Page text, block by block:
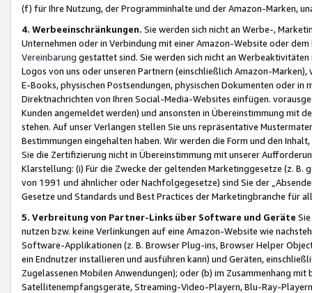
(f) für Ihre Nutzung, der Programminhalte und der Amazon-Marken,
4. Werbeeinschränkungen. Sie werden sich nicht an Werbe-,
Unternehmen oder in Verbindung mit einer Amazon-Website oder
Vereinbarung gestattet sind. Sie werden sich nicht an
Logos von uns oder unseren Partnern (einschließlich Amazon-
E-Books, physischen Postsendungen, physischen Dokumenten oder in
Direktnachrichten von Ihren Social-Media-Websites einfügen.
Kunden angemeldet werden) und ansonsten in Übereinstimmung mit
stehen. Auf unser Verlangen stellen Sie uns repräsentative
Bestimmungen eingehalten haben. Wir werden die Form und den
Sie die Zertifizierung nicht in Übereinstimmung mit unserer
Klarstellung: (i) Für die Zwecke der geltenden Marketinggesetze (z. B.
von 1991 und ähnlicher oder Nachfolgegesetze) sind Sie der
Gesetze und Standards und Best Practices der Marketingbranche für
5. Verbreitung von Partner-Links über Software und Geräte
nutzen bzw. keine Verlinkungen auf eine Amazon-Website wie
Software-Applikationen (z. B. Browser Plug-ins, Browser Helper
ein Endnutzer installieren und ausführen kann) und Geräten,
Zugelassenen Mobilen Anwendungen); oder (b) im Zusammenhang
Satellitenempfangsgeräte, Streaming-Video-Playern, Blu-Ray-